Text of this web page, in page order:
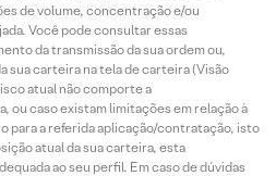
de volume, concentração e/ou
Você pode consultar essas
da transmissão da sua ordem ou,
sua carteira na tela de carteira (Visão
atual não comporte a
ou caso existam limitações em relação à
para a referida aplicação/contratação, isto
atual da sua carteira, esta
ao seu perfil. Em caso de dúvidas